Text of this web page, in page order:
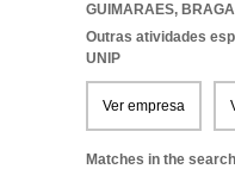
GUIMARAES, BRAGA
Outras atividades
UNIP
Ver empresa
Matches in the